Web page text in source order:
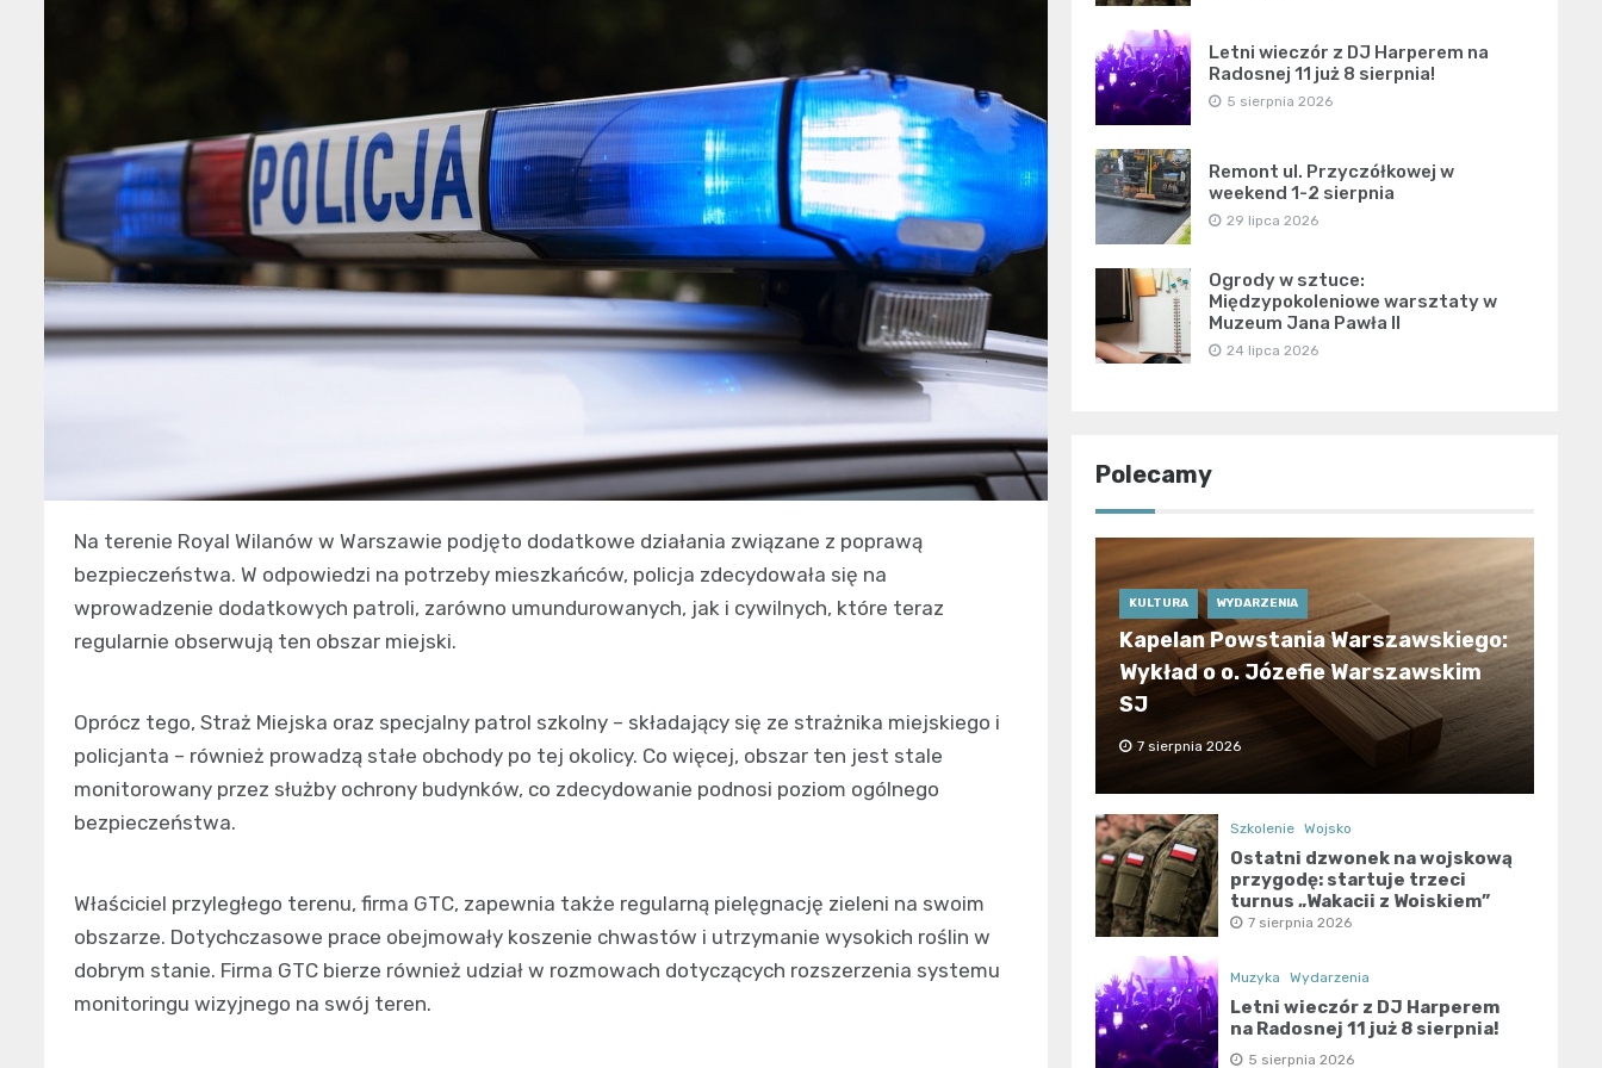
Na terenie Royal Wilanów w Warszawie podjęto dodatkowe działania związane z poprawą
bezpieczeństwa. W odpowiedzi na potrzeby mieszkańców, policja zdecydowała się na
wprowadzenie dodatkowych patroli, zarówno umundurowanych, jak i cywilnych, które teraz
regularnie obserwują ten obszar miejski.
Oprócz tego, Straż Miejska oraz specjalny patrol szkolny – składający się ze strażnika miejskiego i
policjanta – również prowadzą stałe obchody po tej okolicy. Co więcej, obszar ten jest stale
monitorowany przez służby ochrony budynków, co zdecydowanie podnosi poziom ogólnego
bezpieczeństwa.
Właściciel przyległego terenu, firma GTC, zapewnia także regularną pielęgnację zieleni na swoim
obszarze. Dotychczasowe prace obejmowały koszenie chwastów i utrzymanie wysokich roślin w
dobrym stanie. Firma GTC bierze również udział w rozmowach dotyczących rozszerzenia systemu
monitoringu wizyjnego na swój teren.
Letni wieczór z DJ Harperem na
Radosnej 11 już 8 sierpnia!
5 sierpnia 2026
Remont ul. Przyczółkowej w
weekend 1-2 sierpnia
29 lipca 2026
Ogrody w sztuce:
Międzypokoleniowe warsztaty w
Muzeum Jana Pawła II
24 lipca 2026
Polecamy
KULTURA WYDARZENIA
Kapelan Powstania Warszawskiego:
Wykład o o. Józefie Warszawskim
SJ
7 sierpnia 2026
Szkolenie Wojsko
Ostatni dzwonek na wojskową
przygodę: startuje trzeci
turnus „Wakacji z Wojskiem”
7 sierpnia 2026
Muzyka Wydarzenia
Letni wieczór z DJ Harperem
na Radosnej 11 już 8 sierpnia!
5 sierpnia 2026